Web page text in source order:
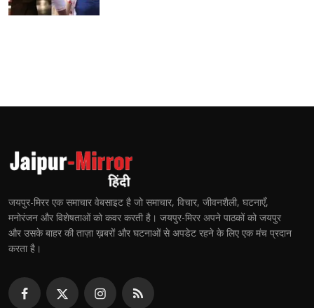
जयपुर-मिरर एक समाचार वेबसाइट है जो समाचार, विचार, जीवनशैली, घटनाएँ,
मनोरंजन और विशेषताओं को कवर करती है। जयपुर-मिरर अपने पाठकों को जयपुर
और उसके बाहर की ताज़ा ख़बरों और घटनाओं से अपडेट रहने के लिए एक मंच प्रदान
करता है।